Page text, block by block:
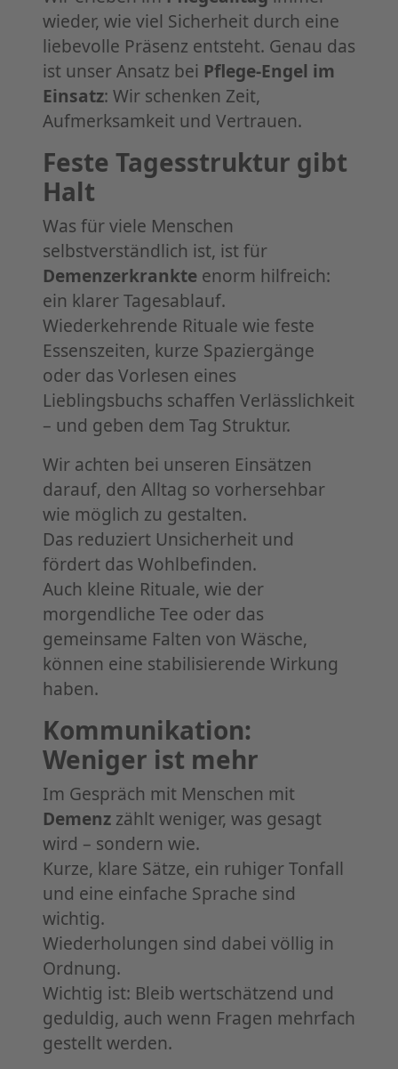
wieder, wie viel Sicherheit durch eine
liebevolle Präsenz entsteht. Genau das
ist unser Ansatz bei Pflege-Engel im
Einsatz: Wir schenken Zeit,
Aufmerksamkeit und Vertrauen.
Feste Tagesstruktur gibt
Halt
Was für viele Menschen
selbstverständlich ist, ist für
Demenzerkrankte enorm hilfreich:
ein klarer Tagesablauf.
Wiederkehrende Rituale wie feste
Essenszeiten, kurze Spaziergänge
oder das Vorlesen eines
Lieblingsbuchs schaffen Verlässlichkeit
– und geben dem Tag Struktur.
Wir achten bei unseren Einsätzen
darauf, den Alltag so vorhersehbar
wie möglich zu gestalten.
Das reduziert Unsicherheit und
fördert das Wohlbefinden.
Auch kleine Rituale, wie der
morgendliche Tee oder das
gemeinsame Falten von Wäsche,
können eine stabilisierende Wirkung
haben.
Kommunikation:
Weniger ist mehr
Im Gespräch mit Menschen mit
Demenz zählt weniger, was gesagt
wird – sondern wie.
Kurze, klare Sätze, ein ruhiger Tonfall
und eine einfache Sprache sind
wichtig.
Wiederholungen sind dabei völlig in
Ordnung.
Wichtig ist: Bleib wertschätzend und
geduldig, auch wenn Fragen mehrfach
gestellt werden.